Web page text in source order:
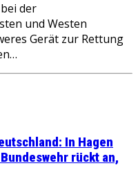
der
und Westen
Gerät zur Rettung
In Hagen
rückt an,